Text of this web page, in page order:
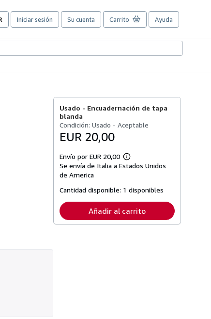
Iniciar sesión Su cuenta Carrito Ayuda
Usado - Encuadernación de tapa
blanda
Condición: Usado - Aceptable
EUR 20,00
Envío por EUR 20,00
Más
información
tarifas
envío
Se envía de Italia a Estados Unidos
de America
Cantidad disponible: 1 disponibles
Añadir al carrito